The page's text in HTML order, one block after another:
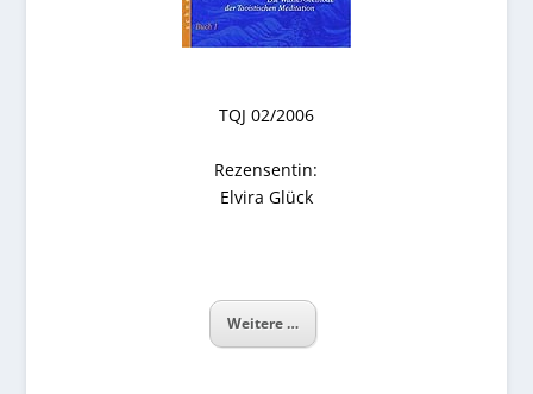
TQJ 02/2006
Rezensentin:
Elvira Glück
Weitere …